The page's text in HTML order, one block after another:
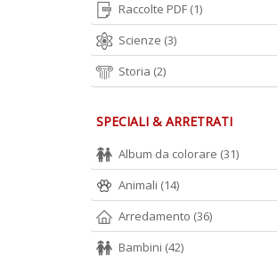
Digitale
0.90 €
I MIEI DOLCI N.2
Cartacea
1.50 €
Raccolte PDF (1)
Scienze (3)
Storia (2)
SPECIALI & ARRETRATI
Album da colorare (31)
Animali (14)
Arredamento (36)
Bambini (42)